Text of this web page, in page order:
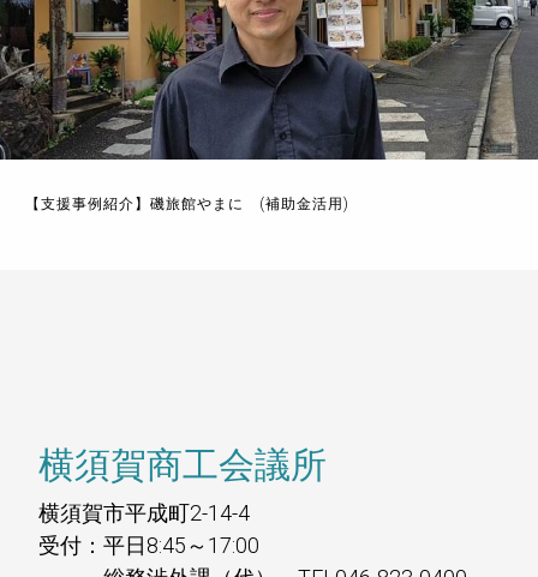
【支援事例紹介】磯旅館やまに (補助金活用)
横須賀商工会議所
横須賀市平成町2-14-4
受付：平日8:45～17:00